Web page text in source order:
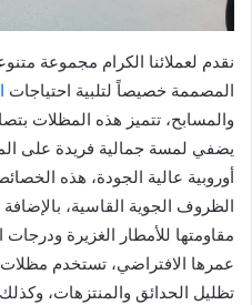
نقدم لعملائنا الكرام مجموعة
المصممة خصيصاً لتلبية احتياجات
والمسابح، تتميز هذه المظلات
يضفي لمسة جمالية فريدة على
أوروبية عالية الجودة، هذه
الظروف الجوية القاسية،
مقاومتها للأمطار الغزيرة ودرجات
عمرها الافتراضي، تستخدم
تظليل الحدائق والمنتزهات،